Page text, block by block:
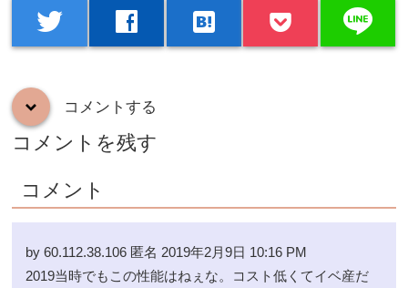
twitter facebook hatenabookmark line
down コメントする
コメントを残す
コメント
by 60.112.38.106 匿名 2019年2月9日 10:16 PM
2019当時でもこの性能はねぇな。コスト低くてイベ産だ